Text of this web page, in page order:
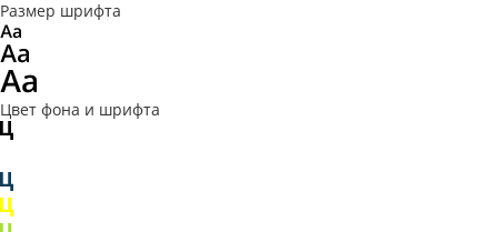
Размер шрифта
Цвет фона и шрифта